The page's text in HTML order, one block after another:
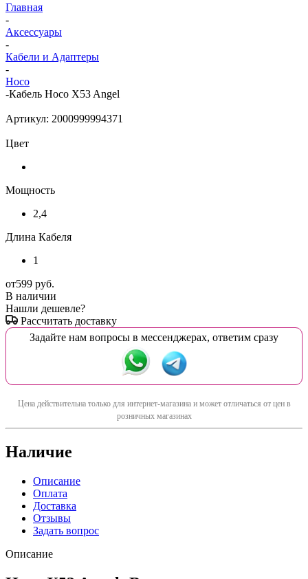
Главная
-
Аксессуары
-
Кабели и Адаптеры
-
Hoco
-Кабель Hoco X53 Angel
Артикул: 2000999994371
Цвет
Мощность
2,4
Длина Кабеля
1
от599 руб.
В наличии
Нашли дешевле?
Рассчитать доставку
Задайте нам вопросы в мессенджерах, ответим сразу
Цена действительна только для интернет-магазина и может отличаться от цен в
розничных магазинах
Наличие
Описание
Оплата
Доставка
Отзывы
Задать вопрос
Описание